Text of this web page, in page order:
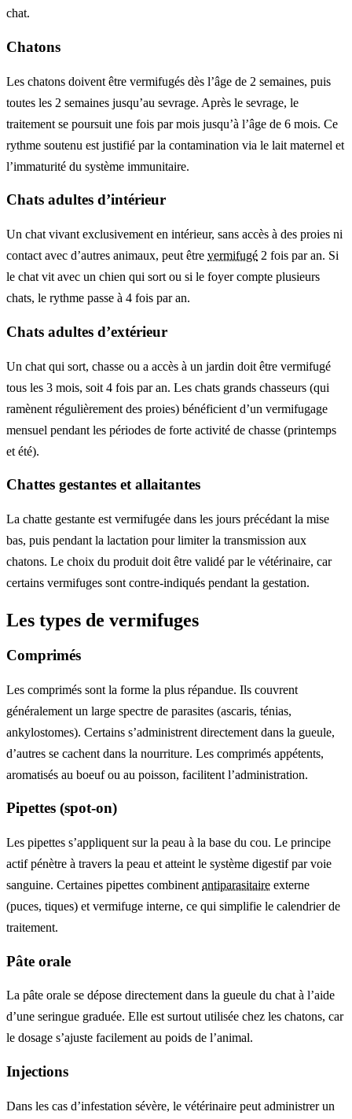
chat.
Chatons
Les chatons doivent être vermifugés dès l’âge de 2 semaines, puis
toutes les 2 semaines jusqu’au sevrage. Après le sevrage, le
traitement se poursuit une fois par mois jusqu’à l’âge de 6 mois. Ce
rythme soutenu est justifié par la contamination via le lait maternel et
l’immaturité du système immunitaire.
Chats adultes d’intérieur
Un chat vivant exclusivement en intérieur, sans accès à des proies ni
contact avec d’autres animaux, peut être vermifugé 2 fois par an. Si
le chat vit avec un chien qui sort ou si le foyer compte plusieurs
chats, le rythme passe à 4 fois par an.
Chats adultes d’extérieur
Un chat qui sort, chasse ou a accès à un jardin doit être vermifugé
tous les 3 mois, soit 4 fois par an. Les chats grands chasseurs (qui
ramènent régulièrement des proies) bénéficient d’un vermifugage
mensuel pendant les périodes de forte activité de chasse (printemps
et été).
Chattes gestantes et allaitantes
La chatte gestante est vermifugée dans les jours précédant la mise
bas, puis pendant la lactation pour limiter la transmission aux
chatons. Le choix du produit doit être validé par le vétérinaire, car
certains vermifuges sont contre-indiqués pendant la gestation.
Les types de vermifuges
Comprimés
Les comprimés sont la forme la plus répandue. Ils couvrent
généralement un large spectre de parasites (ascaris, ténias,
ankylostomes). Certains s’administrent directement dans la gueule,
d’autres se cachent dans la nourriture. Les comprimés appétents,
aromatisés au boeuf ou au poisson, facilitent l’administration.
Pipettes (spot-on)
Les pipettes s’appliquent sur la peau à la base du cou. Le principe
actif pénètre à travers la peau et atteint le système digestif par voie
sanguine. Certaines pipettes combinent antiparasitaire externe
(puces, tiques) et vermifuge interne, ce qui simplifie le calendrier de
traitement.
Pâte orale
La pâte orale se dépose directement dans la gueule du chat à l’aide
d’une seringue graduée. Elle est surtout utilisée chez les chatons, car
le dosage s’ajuste facilement au poids de l’animal.
Injections
Dans les cas d’infestation sévère, le vétérinaire peut administrer un